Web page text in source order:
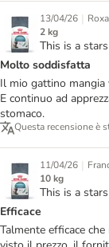
13/04/26 |
2 kg
This is a
Molto soddisfatta
Il mio gattino mangia
E continuo ad
stomaco.
Questa recensione è
11/04/26 |
10 kg
This is a
Efficace
Talmente efficace